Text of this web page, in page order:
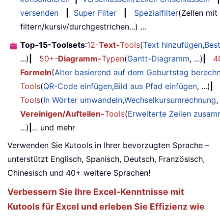
versenden
Super Filter Spezialfilter(Zellen
filtern/kursiv/durchgestrichen...) ...
Top-15-Toolsets:12-Text-Tools(Text hinzufügen,
...)
50+-Diagramm-Typen(Gantt-Diagramm, ...)
Formeln(Alter basierend auf dem Geburtstag
Tools(QR-Code einfügen,Bild aus Pfad einfügen, ...)
Tools(In Wörter umwandeln,Wechselkursumrechnung
Vereinigen/Aufteilen-Tools(Erweiterte Zeilen
...) ... und mehr
Verwenden Sie Kutools in Ihrer bevorzugten Sprache –
unterstützt Englisch, Spanisch, Deutsch, Französisch,
Chinesisch und 40+ weitere Sprachen!
Verbessern Sie Ihre Excel-Kenntnisse mit
Kutools für Excel und erleben Sie Effizienz wie